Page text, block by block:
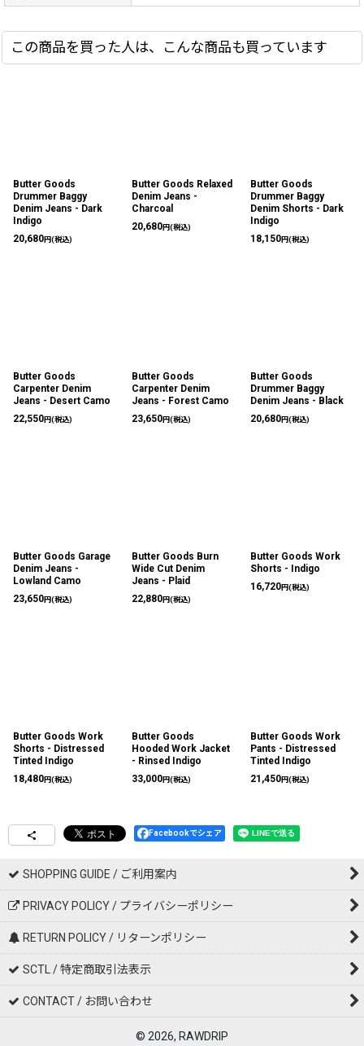
この商品を買った人は、こんな商品も買っています
Butter Goods
Drummer Baggy
Denim Jeans - Dark
Indigo
20,680円(税込)
Butter Goods Relaxed
Denim Jeans -
Charcoal
20,680円(税込)
Butter Goods
Drummer Baggy
Denim Shorts - Dark
Indigo
18,150円(税込)
Butter Goods
Carpenter Denim
Jeans - Desert Camo
22,550円(税込)
Butter Goods
Carpenter Denim
Jeans - Forest Camo
23,650円(税込)
Butter Goods
Drummer Baggy
Denim Jeans - Black
20,680円(税込)
Butter Goods Garage
Denim Jeans -
Lowland Camo
23,650円(税込)
Butter Goods Burn
Wide Cut Denim
Jeans - Plaid
22,880円(税込)
Butter Goods Work
Shorts - Indigo
16,720円(税込)
Butter Goods Work
Shorts - Distressed
Tinted Indigo
18,480円(税込)
Butter Goods
Hooded Work Jacket
- Rinsed Indigo
33,000円(税込)
Butter Goods Work
Pants - Distressed
Tinted Indigo
21,450円(税込)
Facebookでシェア
SHOPPING GUIDE / ご利用案内
PRIVACY POLICY / プライバシーポリシー
RETURN POLICY / リターンポリシー
SCTL / 特定商取引法表示
CONTACT / お問い合わせ
© 2026, RAWDRIP